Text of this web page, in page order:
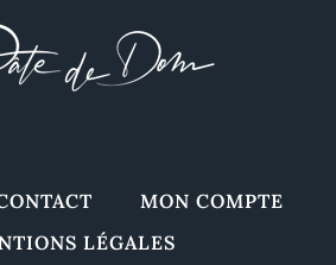
MON COMPTE
LÉGALES